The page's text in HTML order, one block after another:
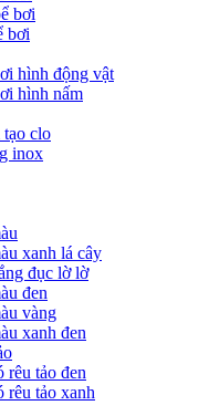
bơi
bơi
hình động vật
hình nấm
clo
inox
xanh lá cây
đục lờ lờ
đen
vàng
xanh đen
tảo đen
rêu tảo xanh